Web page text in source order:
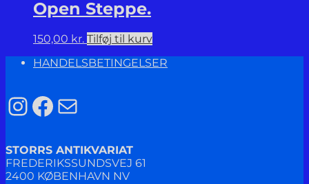
Open Steppe.
150,00 kr. Tilføj til kurv
HANDELSBETINGELSER
Instagram
Facebook
Mail
STORRS ANTIKVARIAT
FREDERIKSSUNDSVEJ 61
2400 KØBENHAVN NV